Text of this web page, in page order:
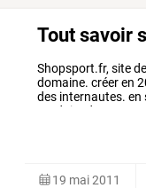
Tout savoir
Shopsport.fr, sitede
domaine. créeren
des internautes. en
produits
de
19 mai 2011